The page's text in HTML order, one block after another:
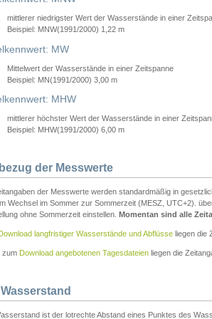
mittlerer niedrigster Wert der Wasserstände in einer
Beispiel: MNW(1991/2000) 1,22 m
MW
Mittelwert der Wasserstände in einer Zeitspanne
Beispiel: MN(1991/2000) 3,00 m
MHW
mittlerer höchster Wert der Wasserstände in einer
Beispiel: MHW(1991/2000) 6,00 m
der Messwerte
der Messwerte werden standardmäßig in
Wechsel im Sommer zur Sommerzeit (MESZ, UTC+2).
ohne Sommerzeit einstellen. Momentan sind alle
langfristiger Wasserstände und Abflüsse liegen die
zum Download angebotenen Tagesdateien liegen die
ist der lotrechte Abstand eines Punktes des